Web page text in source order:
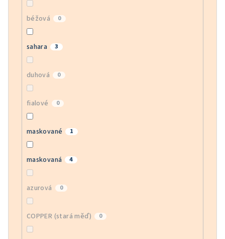
béžová 0
sahara 3
duhová 0
fialové 0
maskované 1
maskovaná 4
azurová 0
COPPER (stará měď) 0